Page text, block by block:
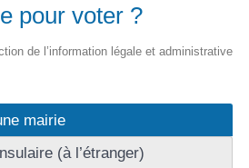
pour voter ?
de l’information légale et administrative
mairie
(à l’étranger)